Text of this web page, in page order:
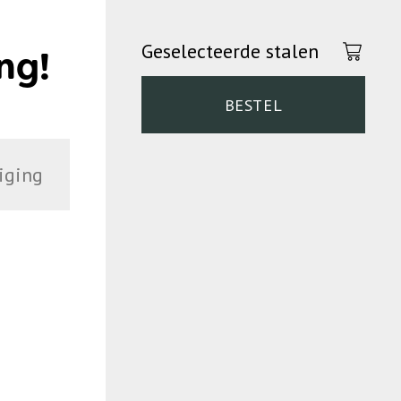
Geselecteerde stalen
BESTEL